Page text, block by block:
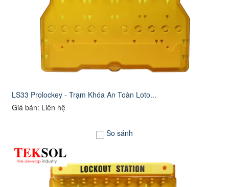
LS33 Prolockey - Trạm Khóa An Toàn Loto...
Giá bán: Liên hệ
So sánh